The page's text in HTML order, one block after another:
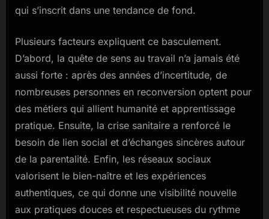
qui s’inscrit dans une tendance de fond.
Plusieurs facteurs expliquent ce basculement.
D’abord, la quête de sens au travail n’a jamais été
aussi forte : après des années d’incertitude, de
nombreuses personnes en reconversion optent pour
des métiers qui allient humanité et apprentissage
pratique. Ensuite, la crise sanitaire a renforcé le
besoin de lien social et d’échanges sincères autour
de la parentalité. Enfin, les réseaux sociaux
valorisent le bien-naître et les expériences
authentiques, ce qui donne une visibilité nouvelle
aux pratiques douces et respectueuses du rythme